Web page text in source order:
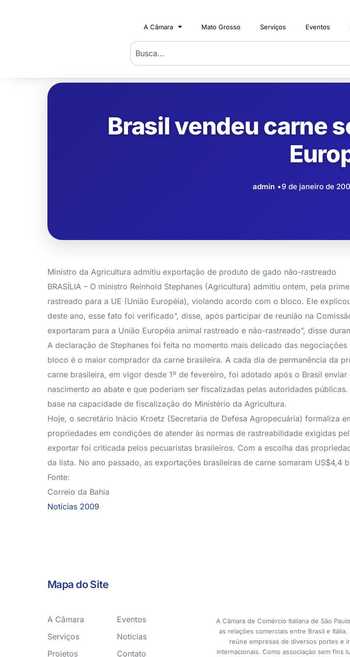
A Câmara Mato Grosso Serviços Eventos
Brasil vendeu carne
admin 9 de janeiro de
Ministro da Agricultura admitiu exportação de produto de gado não-rastreado
BRASÍLIA – O ministro Reinhold Stephanes (Agricultura) admitiu ontem, pela
rastreado para a UE (União Européia), violando acordo com o bloco. Ele
deste ano, esse fato foi verificado”, disse, após participar de reunião na
exportaram para a União Européia animal rastreado e não-rastreado”, disse
A declaração de Stephanes foi feita no momento mais delicado das
bloco é o maior comprador da carne brasileira. A cada dia de permanência da
carne brasileira, em vigor desde 1º de fevereiro, foi adotado após o Brasil
nascimento ao abate e que poderiam ser fiscalizadas pelas autoridades
base na capacidade de fiscalização do Ministério da Agricultura.
Hoje, o secretário Inácio Kroetz (Secretaria de Defesa Agropecuária) formaliza
propriedades em condições de atender às normas de rastreabilidade exigidas
exportar foi criticada pelos pecuaristas brasileiros. Com a escolha das
da lista. No ano passado, as exportações brasileiras de carne somaram
Fonte:
Correio da Bahia
Notícias 2009
Mapa do Site
A Câmara
Serviços
Projetos
Eventos
Notícias
Contato
A Câmara de Comércio Italiana de São
as relações comerciais entre Brasil e
reúne empresas de diversos portes e
internacionais. Como associação sem fins